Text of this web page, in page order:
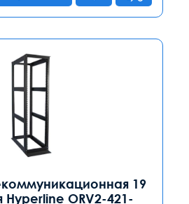
19
ORV2-421-